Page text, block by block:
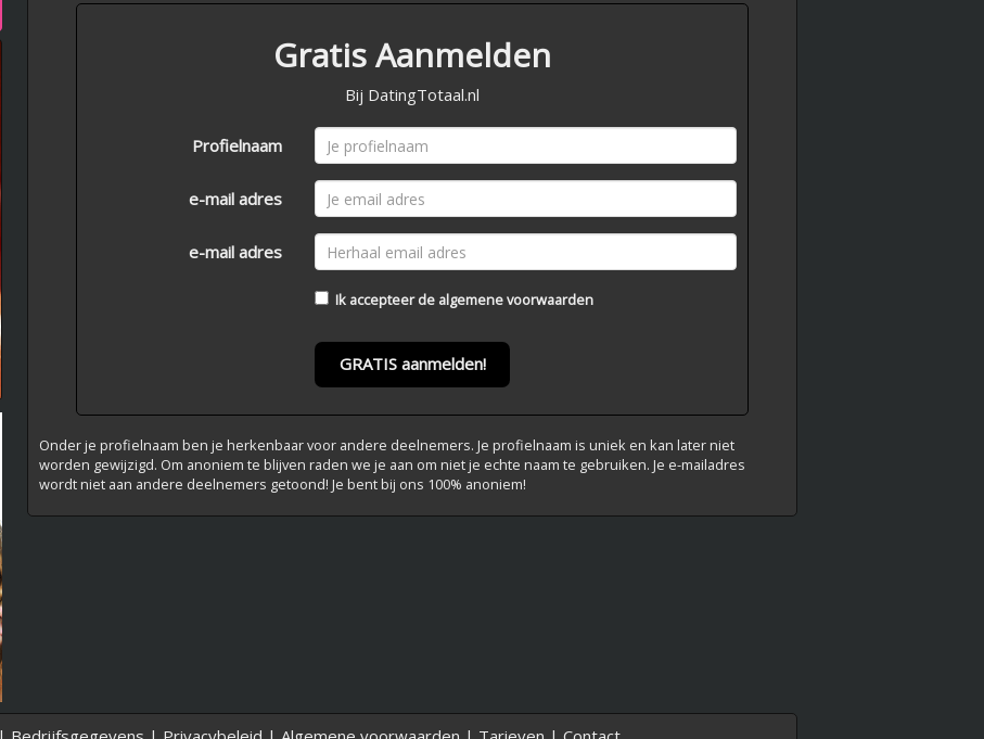
Gratis Aanmelden
Bij DatingTotaal.nl
Profielnaam
e-mail adres
e-mail adres
Ik accepteer de algemene voorwaarden
GRATIS aanmelden!
Onder je profielnaam ben je herkenbaar voor andere deelnemers. Je profielnaam is uniek en kan later niet
worden gewijzigd. Om anoniem te blijven raden we je aan om niet je echte naam te gebruiken. Je e-mailadres
wordt niet aan andere deelnemers getoond! Je bent bij ons 100% anoniem!